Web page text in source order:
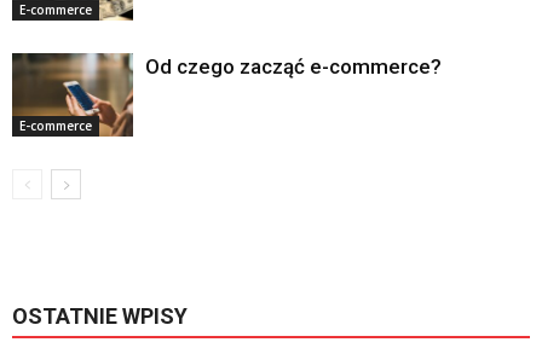
E-commerce
E-commerce
Od czego zacząć e-commerce?
OSTATNIE WPISY